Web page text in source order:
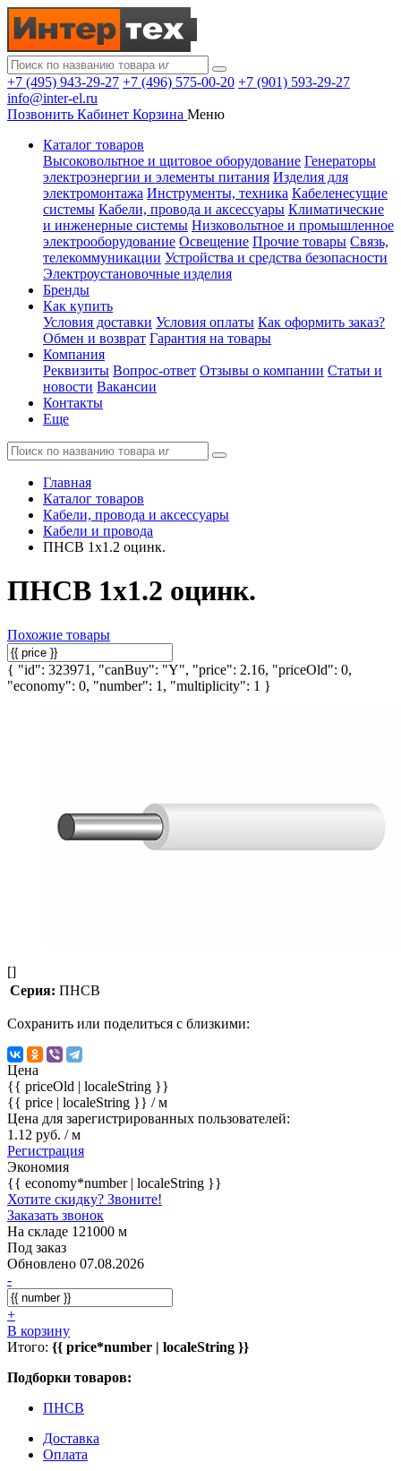
+7 (495) 943-29-27 +7 (496) 575-00-20 +7 (901) 593-29-27
info@inter-el.ru
Позвонить Кабинет Корзина Меню
Каталог товаров
Высоковольтное и щитовое оборудование Генераторы
электроэнергии и элементы питания Изделия для
электромонтажа Инструменты, техника Кабеленесущие
системы Кабели, провода и аксессуары Климатические
и инженерные системы Низковольтное и промышленное
электрооборудование Освещение Прочие товары Связь,
телекоммуникации Устройства и средства безопасности
Электроустановочные изделия
Бренды
Как купить
Условия доставки Условия оплаты Как оформить заказ?
Обмен и возврат Гарантия на товары
Компания
Реквизиты Вопрос-ответ Отзывы о компании Статьи и
новости Вакансии
Контакты
Еще
Главная
Каталог товаров
Кабели, провода и аксессуары
Кабели и провода
ПНСВ 1х1.2 оцинк.
ПНСВ 1х1.2 оцинк.
Похожие товары
{ "id": 323971, "canBuy": "Y", "price": 2.16, "priceOld": 0,
"economy": 0, "number": 1, "multiplicity": 1 }
[]
Серия: ПНСВ
Сохранить или поделиться с близкими:
Цена
{{ priceOld | localeString }}
{{ price | localeString }} / м
Цена для зарегистрированных пользователей:
1.12 руб. / м
Регистрация
Экономия
{{ economy*number | localeString }}
Хотите скидку? Звоните!
Заказать звонок
На складе 121000 м
Под заказ
Обновлено 07.08.2026
-
+
В корзину
Итого: {{ price*number | localeString }}
Подборки товаров:
ПНСВ
Доставка
Оплата